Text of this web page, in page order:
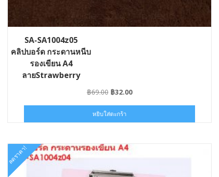
SA-SA1004z05
คลิปบอร์ด กระดานหนีบ
รองเขียน A4
ลายStrawberry
฿69.00 Original
was:
฿69.00.
฿32.00Current
฿32.00.
หยิบใส่ตะกร้า
ลดราคา!